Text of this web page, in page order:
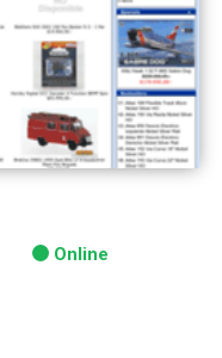
Online